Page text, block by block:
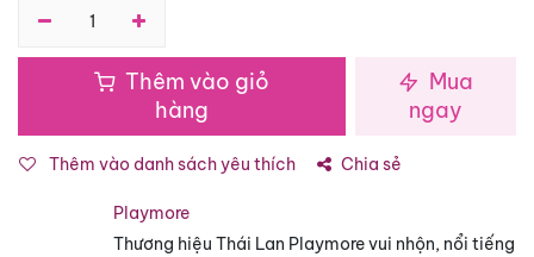
Thêm vào giỏ
hàng
Mua
ngay
Thêm vào danh sách yêu thích Chia sẻ
Playmore
Thương hiệu Thái Lan Playmore vui nhộn, nổi tiếng